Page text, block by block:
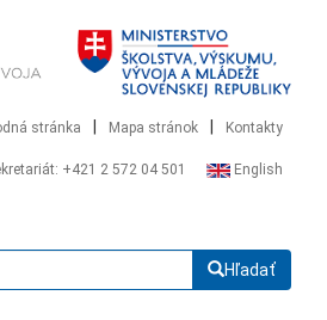
stránka Mapa stránok Kontakty
+421 2 572 04 501 English
Hľadať